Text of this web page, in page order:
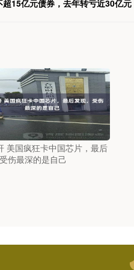
15亿元债券，去年转亏近30亿
美国疯狂卡中国芯片，最后
伤最深的是自己